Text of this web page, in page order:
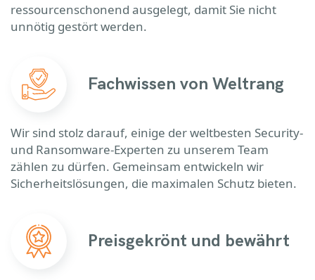
ressourcenschonend ausgelegt, damit Sie nicht
unnötig gestört werden.
Fachwissen von Weltrang
Wir sind stolz darauf, einige der weltbesten Security-
und Ransomware-Experten zu unserem Team
zählen zu dürfen. Gemeinsam entwickeln wir
Sicherheitslösungen, die maximalen Schutz bieten.
Preisgekrönt und bewährt